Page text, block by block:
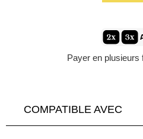
Payer en plusieurs
COMPATIBLE AVEC